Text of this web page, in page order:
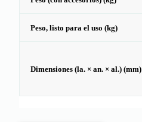
Peso, listo para el uso (kg)
Dimensiones (la. × an. × al.) (mm)